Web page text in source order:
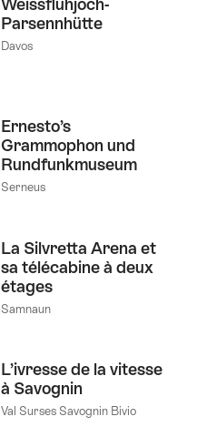
Weissfluhjoch-
Parsennhütte
Davos
Ernesto’s
Grammophon und
Rundfunkmuseum
Serneus
La Silvretta Arena et
sa télécabine à deux
étages
Samnaun
L’ivresse de la vitesse
à Savognin
Val Surses Savognin Bivio